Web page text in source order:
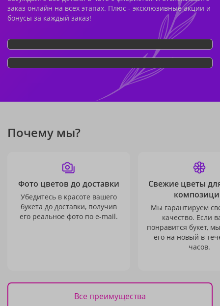
заказ онлайн на всех этапах. Плюс - эксклюзивные акции и
бонусы за каждый заказ!
Почему мы?
Фото цветов до доставки
Убедитесь в красоте вашего
букета до доставки, получив
его реальное фото по e-mail.
Свежие цветы
Мы гарантируем
качество. Если
понравится букет,
его на новый в
часов.
Все преимущества